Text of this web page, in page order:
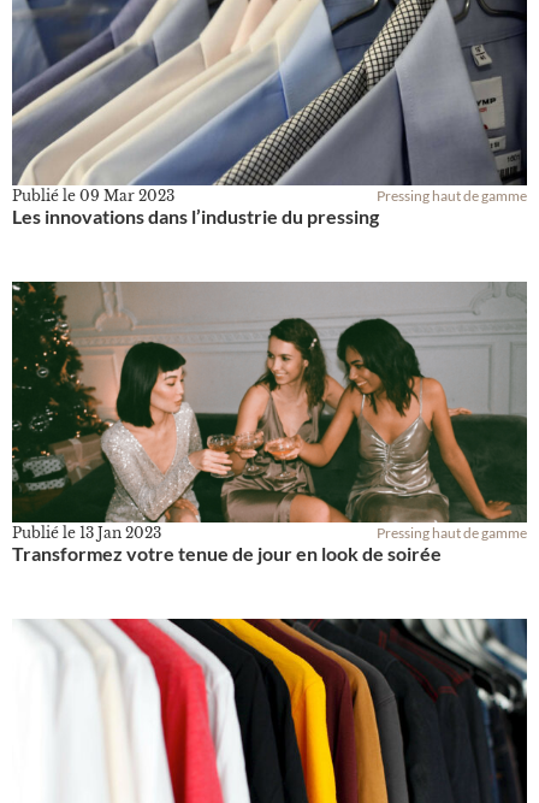
Publié le 09 Mar 2023 Pressing haut de gamme
Les innovations dans l’industrie du pressing
Publié le 13 Jan 2023 Pressing haut de gamme
Transformez votre tenue de jour en look de soirée